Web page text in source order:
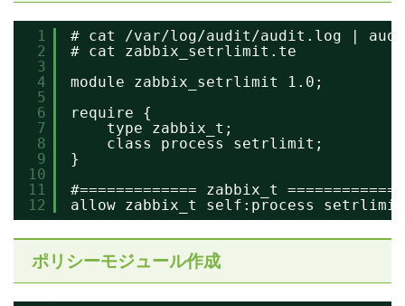
1
2
3
4
5
6
7
8
9
10
11
12
# cat /var/log/audit/audit.log |
# cat zabbix_setrlimit.te
module zabbix_setrlimit 1.0;
require {
type zabbix_t;
class process setrlimit;
}
#============= zabbix_t
allow zabbix_t self:process
ポリシーモジュール作成